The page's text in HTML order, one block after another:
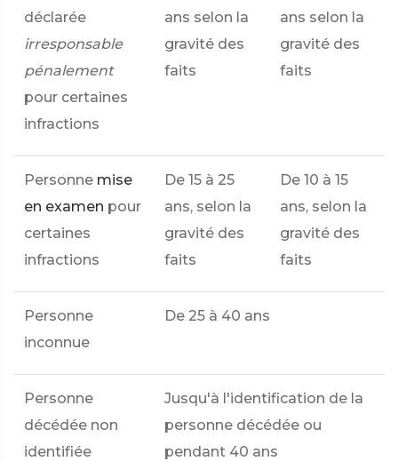
déclarée
irresponsable
pénalement
pour certaines
infractions
ans selon la
gravité des
faits
ans selon la
gravité des
faits
Personne mise
en examen pour
certaines
infractions
De 15 à 25
ans, selon la
gravité des
faits
De 10 à 15
ans, selon la
gravité des
faits
Personne
inconnue
De 25 à 40 ans
Personne
décédée non
identifiée
Jusqu'à l'identification de la
personne décédée ou
pendant 40 ans